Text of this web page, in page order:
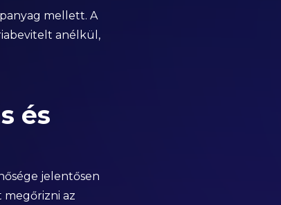
mellett. A
anélkül,
és
jelentősen
az